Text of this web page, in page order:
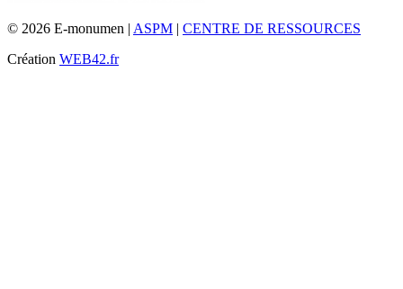
© 2026 E-monumen | ASPM | CENTRE DE RESSOURCES
Création WEB42.fr